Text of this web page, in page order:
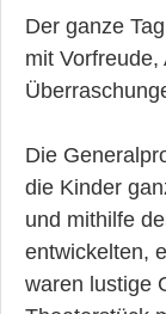
Der ganze
mit
Die
die Kinder
und mithilfe
entwickelten,
waren lustige